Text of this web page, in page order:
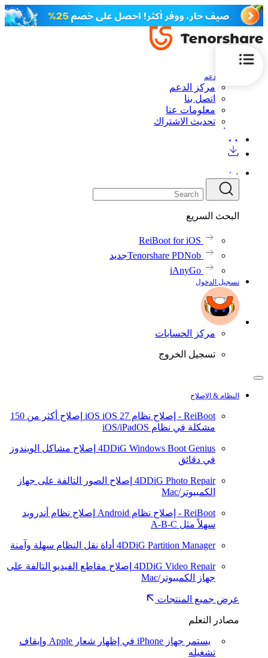
الدعم
مركز الدعم
اتصل بنا
معلومات عنا
تحديث الاشتراك
البحث السريع
ReiBoot for iOS
Tenorshare PDNobجديد
iAnyGo
تسجيل الدخول
مركز الحسابات
تسجيل الخروج
النظام & الإصلاح
ReiBoot - إصلاح نظام iOS iOS 27
إصلاح أكثر من 150
مشكلة في نظام iOS/iPadOS
4DDiG Windows Boot Genius إصلاح مشاكل الويندوز
في دقائق
4DDiG Photo Repair إصلاح الصور التالفة على جهاز
الكمبيوتر/Mac
ReiBoot - إصلاح نظام Android
إصلاح نظام أندرويد
سهلاً مثل A-B-C
4DDiG Partition Manager أداة نقل النظام سهلة وآمنة
4DDiG Video Repair إصلاح مقاطع الفيديو التالفة على
جهاز الكمبيوتر/Mac
عرض جميع المنتجات
مصادر التعلم
يستمر جهاز iPhone في إظهار شعار Apple وإيقاف
تشغيله